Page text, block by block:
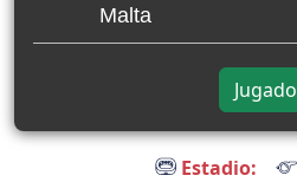
Malta
Jugado
Estadio: